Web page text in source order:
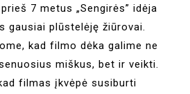
7 metus „Sengirės” idėja
gausiai plūstelėję žiūrovai.
kad filmo dėka galime ne
miškus, bet ir veikti.
filmas įkvėpė susiburti